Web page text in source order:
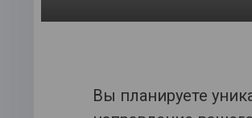
Вы планируете